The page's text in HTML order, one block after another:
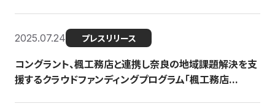
2025.07.24 プレスリリース
コングラント、楓工務店と連携し奈良の地域課題解決を支
援するクラウドファンディングプログラム「楓工務店...